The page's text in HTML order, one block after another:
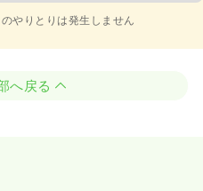
やりとりは発生しません
へ戻る